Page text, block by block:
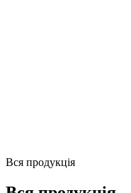
Вся продукція